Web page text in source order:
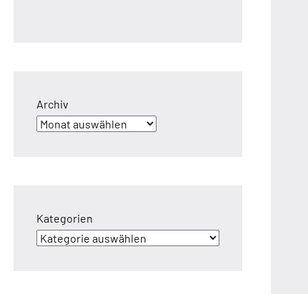
Archiv
Kategorien